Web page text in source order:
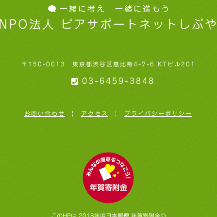
一緒に考え 一緒に進もう
NPO法人 ピアサポートネットしぶ
〒150-0013 東京都渋谷区恵比寿4-7-6 KTビル201
03-6459-3848
お問い合わせ | アクセス | プライバシーポリシー
このHPは 2018年度日本郵便 年賀寄附金の